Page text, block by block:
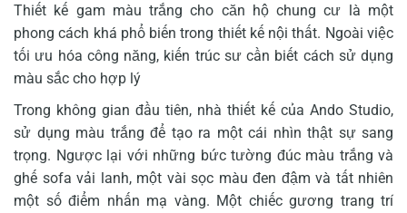
Thiết kế gam màu trắng cho căn hộ chung cư là một
phong cách khá phổ biến trong thiết kế nội thất. Ngoài việc
tối ưu hóa công năng, kiến trúc sư cần biết cách sử dụng
màu sắc cho hợp lý
Trong không gian đầu tiên, nhà thiết kế của Ando Studio,
sử dụng màu trắng để tạo ra một cái nhìn thật sự sang
trọng. Ngược lại với những bức tường đúc màu trắng và
ghế sofa vải lanh, một vài sọc màu đen đậm và tất nhiên
một số điểm nhấn mạ vàng. Một chiếc gương trang trí